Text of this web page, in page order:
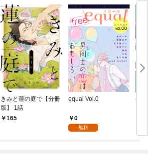
きみと蓮の庭で【分冊
版】 1話
165
equal Vol.0
0
無料
春